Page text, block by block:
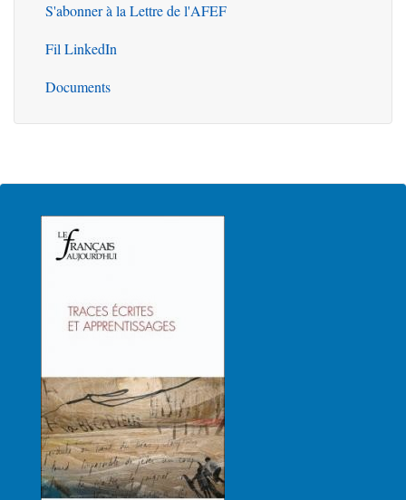
S'abonner à la Lettre de l'AFEF
Fil LinkedIn
Documents